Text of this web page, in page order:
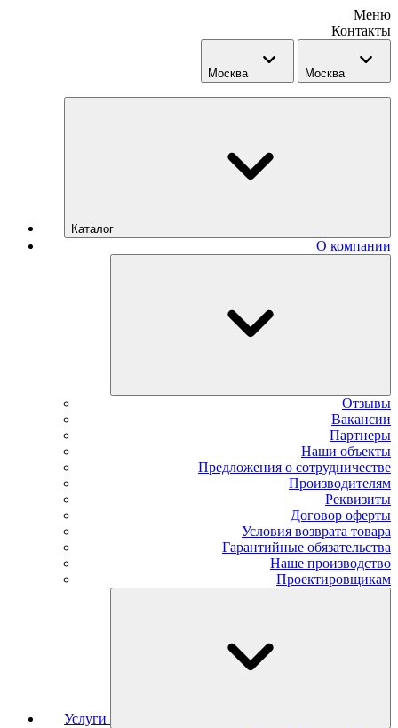
Меню
Контакты
Москва Москва
Каталог
О компании
Отзывы
Вакансии
Партнеры
Наши объекты
Предложения о сотрудничестве
Производителям
Реквизиты
Договор оферты
Условия возврата товара
Гарантийные обязательства
Наше производство
Проектировщикам
Услуги